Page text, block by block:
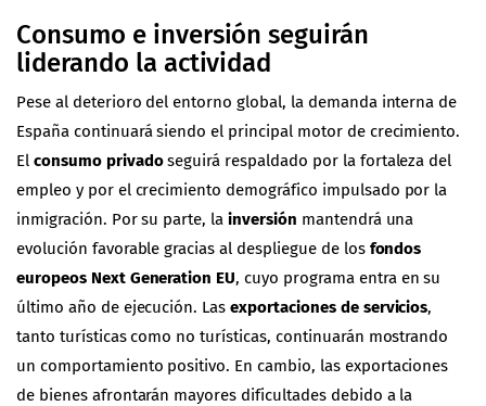
Consumo e inversión seguirán
liderando la actividad
Pese al deterioro del entorno global, la demanda interna de
España continuará siendo el principal motor de crecimiento.
El consumo privadoseguirá respaldado por la fortaleza del
empleo y por el crecimiento demográfico impulsado por la
inmigración. Por su parte, lainversión mantendrá una
evolución favorable gracias al despliegue de los fondos
europeos Next Generation EU, cuyo programa entra en su
último año de ejecución. Lasexportaciones de servicios,
tanto turísticas como no turísticas, continuarán mostrando
un comportamiento positivo. En cambio, las exportaciones
de bienes afrontarán mayores dificultades debido a la